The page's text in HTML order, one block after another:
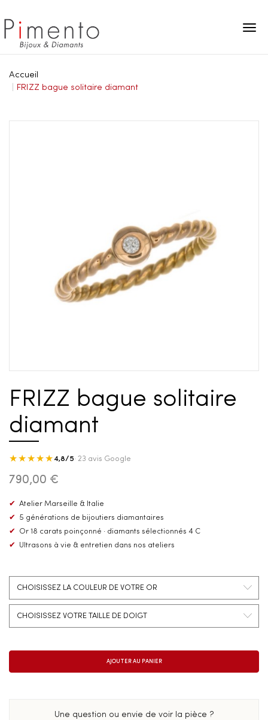
Accueil
FRIZZ bague solitaire diamant
FRIZZ bague solitaire
diamant
★★★★★4,8/5· 23 avis Google
790,00 €
✔ Atelier Marseille & Italie
✔
5 générations de bijoutiers diamantaires
✔
Or 18 carats poinçonné · diamants sélectionnés 4 C
✔
Ultrasons à vie & entretien dans nos ateliers
Une question ou envie de voir la pièce ?